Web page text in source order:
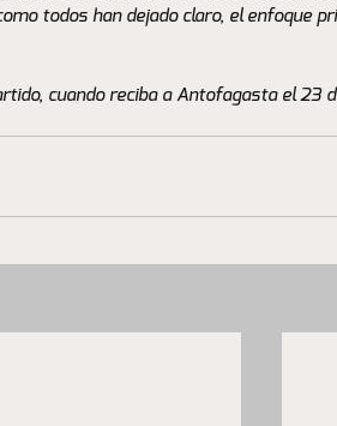
todos han dejado claro, el enfoque
cuando reciba a Antofagasta el 23